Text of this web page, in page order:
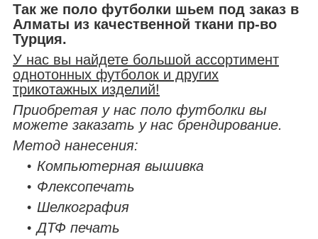
Так же поло футболки шьем под заказ в
Алматы из качественной ткани пр-во
Турция.
У нас вы найдете большой ассортимент
однотонных футболок и других
трикотажных изделий!
Приобретая у нас поло футболки вы
можете заказать у нас брендирование.
Метод нанесения:
Компьютерная вышивка
Флексопечать
Шелкография
ДТФ печать